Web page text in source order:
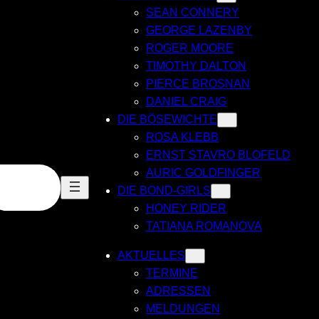
SEAN CONNERY
GEORGE LAZENBY
ROGER MOORE
TIMOTHY DALTON
PIERCE BROSNAN
DANIEL CRAIG
DIE BÖSEWICHTE
ROSA KLEBB
ERNST STAVRO BLOFELD
AURIC GOLDFINGER
DIE BOND-GIRLS
HONEY RIDER
TATIANA ROMANOVA
AKTUELLES
TERMINE
ADRESSEN
MELDUNGEN